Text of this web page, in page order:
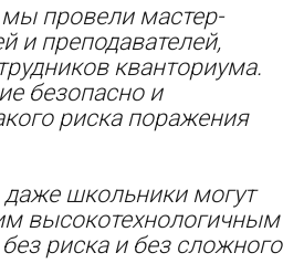
провели мастер-
и преподавателей,
кванториума.
безопасно и
риска поражения
школьники могут
высокотехнологичным
риска и без сложного